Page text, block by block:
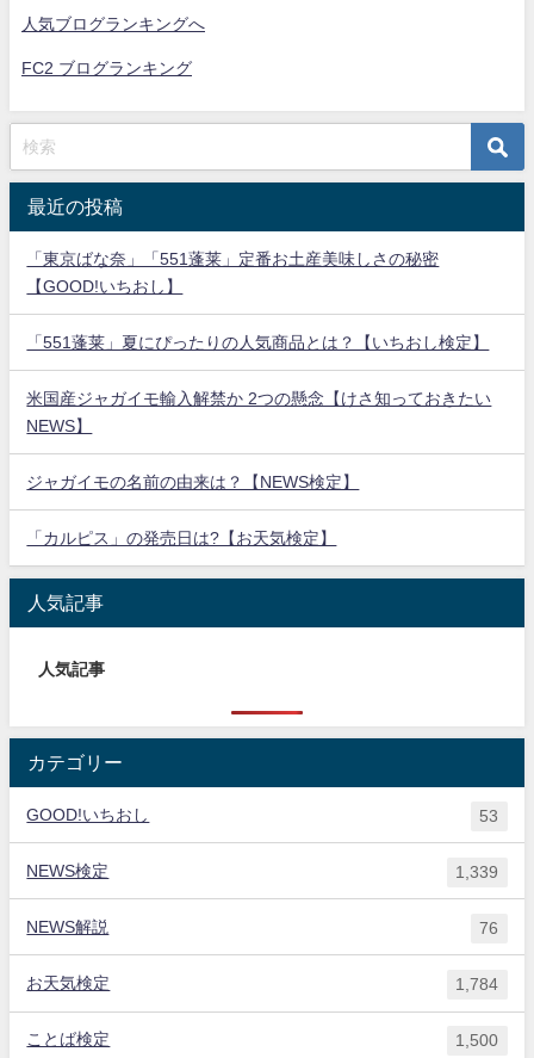
人気ブログランキングへ
FC2 ブログランキング
最近の投稿
「東京ばな奈」「551蓬莱」定番お土産美味しさの秘密
【GOOD!いちおし】
「551蓬莱」夏にぴったりの人気商品とは？【いちおし検定】
米国産ジャガイモ輸入解禁か 2つの懸念【けさ知っておきたい
NEWS】
ジャガイモの名前の由来は？【NEWS検定】
「カルピス」の発売日は?【お天気検定】
人気記事
人気記事
カテゴリー
GOOD!いちおし 53
NEWS検定 1,339
NEWS解説 76
お天気検定 1,784
ことば検定 1,500